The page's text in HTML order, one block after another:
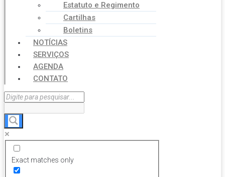
Estatuto e Regimento
Cartilhas
Boletins
NOTÍCIAS
SERVIÇOS
AGENDA
CONTATO
Exact matches only